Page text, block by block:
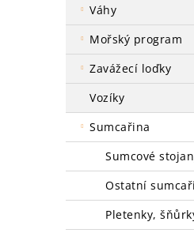
váhy
mořský program
zavážecí loďky
vozíky
sumcařina
sumcové
ostatní
pletenky,